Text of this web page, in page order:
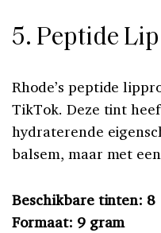
5. Peptide
Rhode’s peptide
TikTok. Deze tint
hydraterende
balsem, maar met
Beschikbare tinten: 8
Formaat: 9 gram